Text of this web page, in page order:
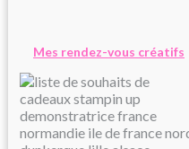
Mes rendez-vous créatifs